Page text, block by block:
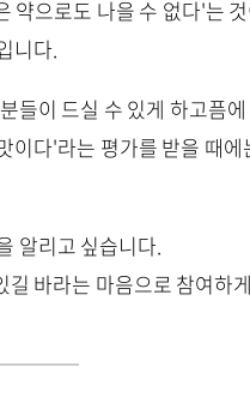
약으로도 나을 수 없다'는
니다.
들이 드실 수 있게 하고픔
다'라는 평가를 받을 때
알리고 싶습니다.
바라는 마음으로 참여하